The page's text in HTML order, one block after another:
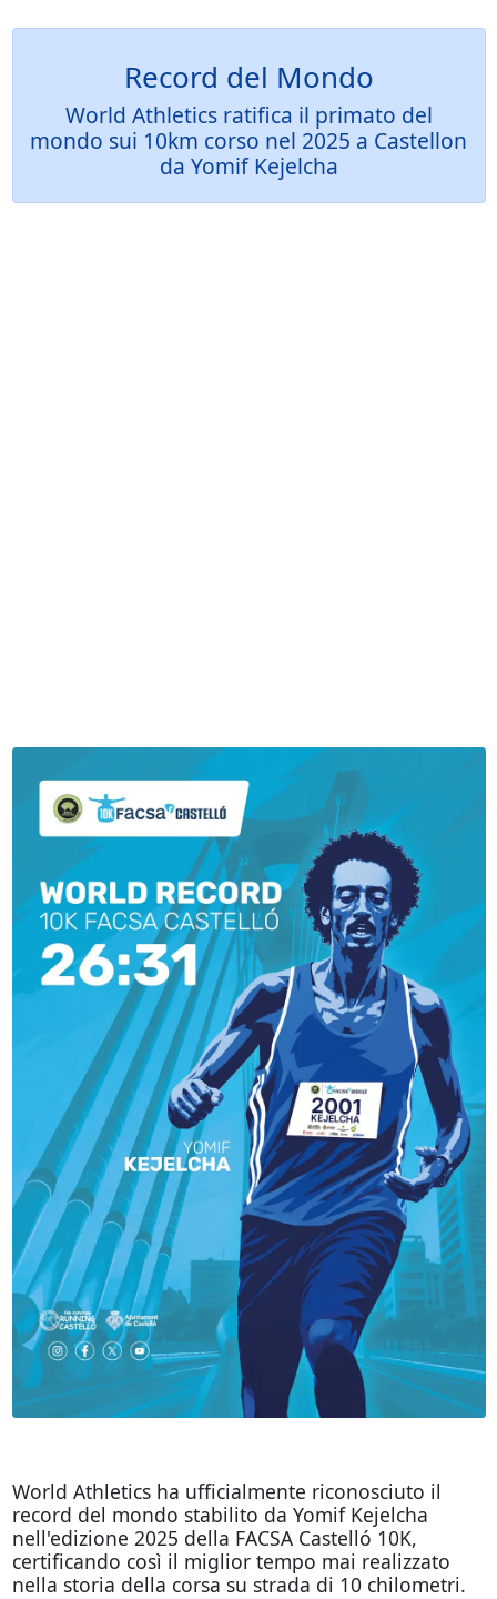
Record del Mondo
World Athletics ratifica il primato del
mondo sui 10km corso nel 2025 a Castellon
da Yomif Kejelcha
World Athletics ha ufficialmente riconosciuto il
record del mondo stabilito da Yomif Kejelcha
nell'edizione 2025 della FACSA Castelló 10K,
certificando così il miglior tempo mai realizzato
nella storia della corsa su strada di 10 chilometri.